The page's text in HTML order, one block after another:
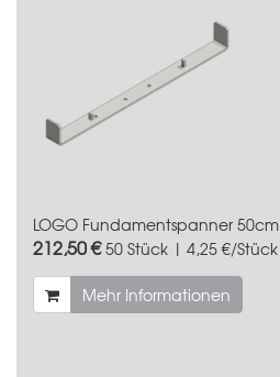
LOGO Fundamentspanner 50cm
212,50 €50 Stück | 4,25 €/Stück
Mehr Informationen